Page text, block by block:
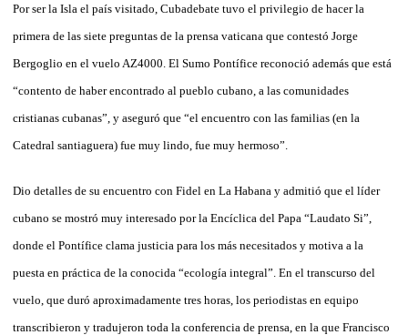
Por ser la Isla el país visitado, Cubadebate tuvo el privilegio de hacer la
primera de las siete preguntas de la prensa vaticana que contestó Jorge
Bergoglio en el vuelo AZ4000. El Sumo Pontífice reconoció además que está
“contento de haber encontrado al pueblo cubano, a las comunidades
cristianas cubanas”, y aseguró que “el encuentro con las familias (en la
Catedral santiaguera) fue muy lindo, fue muy hermoso”.
Dio detalles de su encuentro con Fidel en La Habana y admitió que el líder
cubano se mostró muy interesado por la Encíclica del Papa “Laudato Si”,
donde el Pontífice clama justicia para los más necesitados y motiva a la
puesta en práctica de la conocida “ecología integral”. En el transcurso del
vuelo, que duró aproximadamente tres horas, los periodistas en equipo
transcribieron y tradujeron toda la conferencia de prensa, en la que Francisco